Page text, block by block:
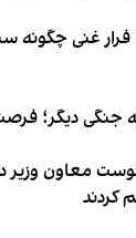
غنی چگونه
جنگی دیگر؛
خوست معاون وزیر